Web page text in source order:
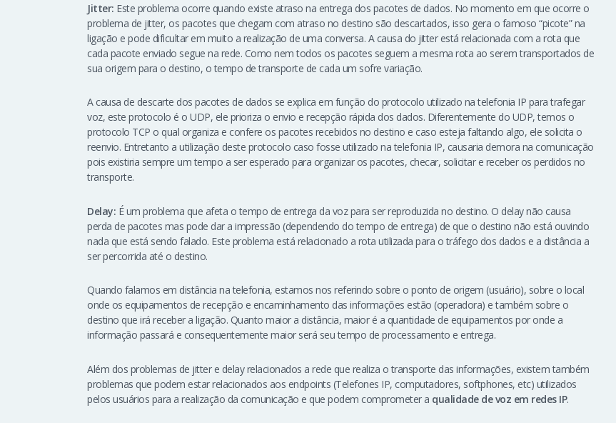
Jitter: Este problema ocorre quando existe atraso na entrega dos pacotes de dados. No momento em que ocorre o
problema de jitter, os pacotes que chegam com atraso no destino são descartados, isso gera o famoso “picote” na
ligação e pode dificultar em muito a realização de uma conversa. A causa do jitter está relacionada com a rota que
cada pacote enviado segue na rede. Como nem todos os pacotes seguem a mesma rota ao serem transportados de
sua origem para o destino, o tempo de transporte de cada um sofre variação.
A causa de descarte dos pacotes de dados se explica em função do protocolo utilizado na telefonia IP para trafegar
voz, este protocolo é o UDP, ele prioriza o envio e recepção rápida dos dados. Diferentemente do UDP, temos o
protocolo TCP o qual organiza e confere os pacotes recebidos no destino e caso esteja faltando algo, ele solicita o
reenvio. Entretanto a utilização deste protocolo caso fosse utilizado na telefonia IP, causaria demora na comunicação
pois existiria sempre um tempo a ser esperado para organizar os pacotes, checar, solicitar e receber os perdidos no
transporte.
Delay: É um problema que afeta o tempo de entrega da voz para ser reproduzida no destino. O delay não causa
perda de pacotes mas pode dar a impressão (dependendo do tempo de entrega) de que o destino não está ouvindo
nada que está sendo falado. Este problema está relacionado a rota utilizada para o tráfego dos dados e a distância a
ser percorrida até o destino.
Quando falamos em distância na telefonia, estamos nos referindo sobre o ponto de origem (usuário), sobre o local
onde os equipamentos de recepção e encaminhamento das informações estão (operadora) e também sobre o
destino que irá receber a ligação. Quanto maior a distância, maior é a quantidade de equipamentos por onde a
informação passará e consequentemente maior será seu tempo de processamento e entrega.
Além dos problemas de jitter e delay relacionados a rede que realiza o transporte das informações, existem também
problemas que podem estar relacionados aos endpoints (Telefones IP, computadores, softphones, etc) utilizados
pelos usuários para a realização da comunicação e que podem comprometer a qualidade de voz em redes IP.